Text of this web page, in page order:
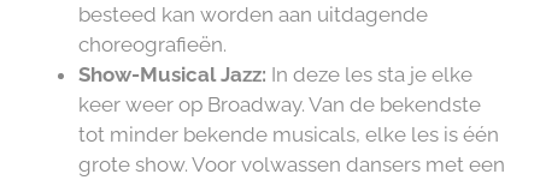
besteed kan worden aan uitdagende
choreografieën.
Show-Musical Jazz: In deze les sta je elke
keer weer op Broadway. Van de bekendste
tot minder bekende musicals, elke les is één
grote show. Voor volwassen dansers met een